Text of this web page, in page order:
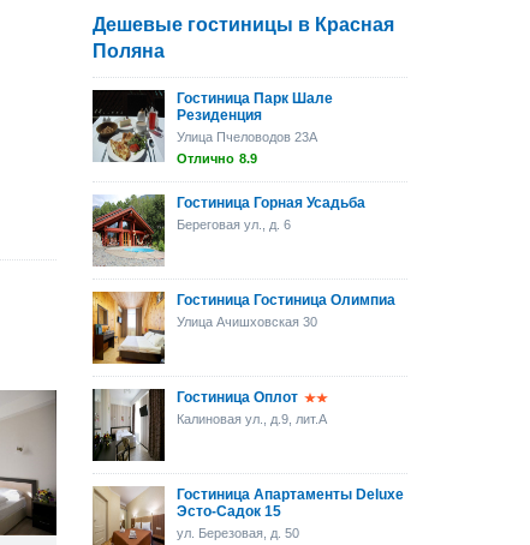
Дешевые гостиницы в Красная
Поляна
Гостиница Парк Шале
Резиденция
Улица Пчеловодов 23А
Отлично 8.9
Гостиница Горная Усадьба
Береговая ул., д. 6
Гостиница Гостиница Олимпиа
Улица Ачишховская 30
Гостиница Оплот
Калиновая ул., д.9, лит.А
Гостиница Апартаменты Deluxe
Эсто-Садок 15
ул. Березовая, д. 50